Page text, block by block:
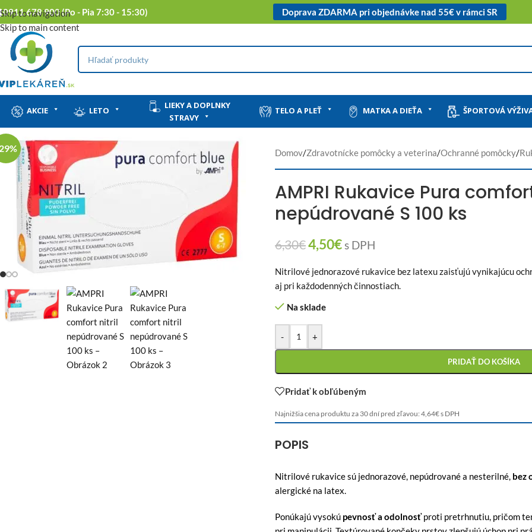
Skip to navigation
Skip to main content
0911 678 900 (Po - Pia 7:30 - 15:30) Doprava ZDARMA pri objednávke nad 55€ v rámci SR
AKCIE LETO
LIEKY A DOPLNKY
STRAVY
TELO A PLEŤ MATKA A DIEŤA ŠPORTOVÁ
Domov/Zdravotnícke pomôcky a veterina/Ochranné pomôcky/
AMPRI Rukavice Pura
nepúdrované S 100 ks
6,30€4,50€s DPH
Nitrilové jednorazové rukavice bez latexu zaisťujú vynikajúcu
aj pri každodenných činnostiach.
Na sklade
- +
PRIDAŤ DO KOŠÍKA
Pridať k obľúbeným
Najnižšia cena produktu za 30 dní pred zľavou: 4,64€s DPH
POPIS
Nitrilové rukavice sú jednorazové, nepúdrované a nesterilné, bez
alergické na latex.
Ponúkajú vysokú pevnosť a odolnosťproti pretrhnutiu, pričom